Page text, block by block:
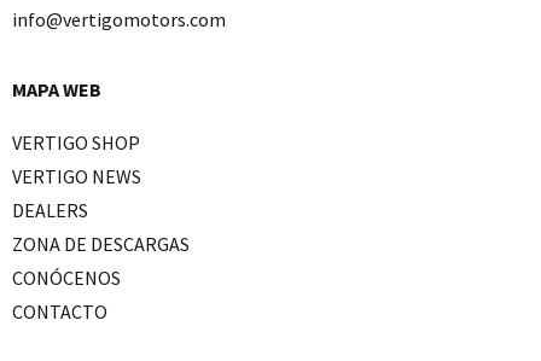
info@vertigomotors.com
MAPA WEB
VERTIGO SHOP
VERTIGO NEWS
DEALERS
ZONA DE DESCARGAS
CONÓCENOS
CONTACTO